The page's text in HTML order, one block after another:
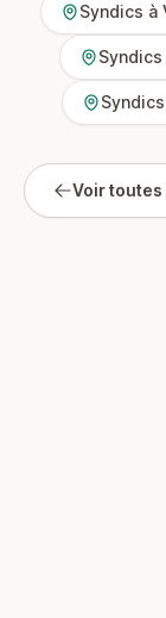
Syndics à
Syndics
Voir toutes